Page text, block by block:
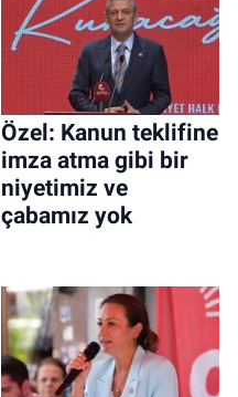
Özel: Kanun teklifine
imza atma gibi bir
niyetimiz ve
çabamız yok